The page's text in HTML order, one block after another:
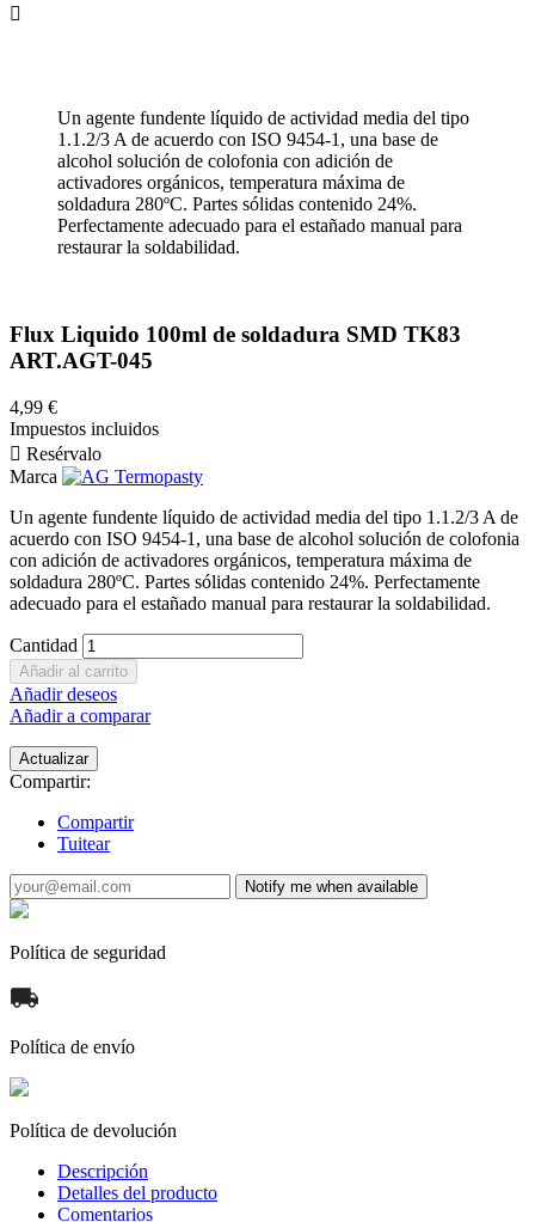

Un agente fundente líquido de actividad media del tipo
1.1.2/3 A de acuerdo con ISO 9454-1, una base de
alcohol solución de colofonia con adición de
activadores orgánicos, temperatura máxima de
soldadura 280ºC. Partes sólidas contenido 24%.
Perfectamente adecuado para el estañado manual para
restaurar la soldabilidad.
Flux Liquido 100ml de soldadura SMD TK83
ART.AGT-045
4,99 €
Impuestos incluidos
 Resérvalo
Marca
Un agente fundente líquido de actividad media del tipo 1.1.2/3 A de
acuerdo con ISO 9454-1, una base de alcohol solución de colofonia
con adición de activadores orgánicos, temperatura máxima de
soldadura 280ºC. Partes sólidas contenido 24%. Perfectamente
adecuado para el estañado manual para restaurar la soldabilidad.
Cantidad
Añadir al carrito
Añadir deseos
Añadir a comparar
Compartir:
Compartir
Tuitear
Notify me when available
Política de seguridad
Política de envío
Política de devolución
Descripción
Detalles del producto
Comentarios